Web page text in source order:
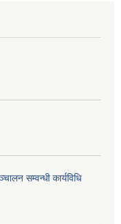
सम्वन्धी कार्यविधि